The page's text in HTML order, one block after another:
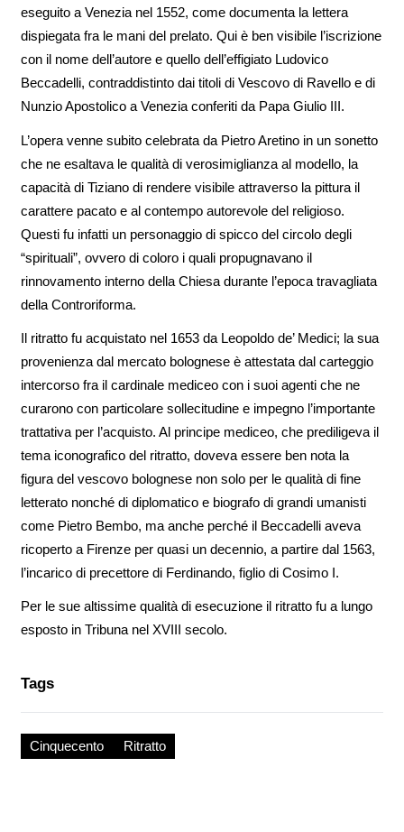
eseguito a Venezia nel 1552, come documenta la lettera
dispiegata fra le mani del prelato. Qui è ben visibile l’iscrizione
con il nome dell’autore e quello dell’effigiato Ludovico
Beccadelli, contraddistinto dai titoli di Vescovo di Ravello e di
Nunzio Apostolico a Venezia conferiti da Papa Giulio III.
L’opera venne subito celebrata da Pietro Aretino in un sonetto
che ne esaltava le qualità di verosimiglianza al modello, la
capacità di Tiziano di rendere visibile attraverso la pittura il
carattere pacato e al contempo autorevole del religioso.
Questi fu infatti un personaggio di spicco del circolo degli
“spirituali”, ovvero di coloro i quali propugnavano il
rinnovamento interno della Chiesa durante l’epoca travagliata
della Controriforma.
Il ritratto fu acquistato nel 1653 da Leopoldo de’ Medici; la sua
provenienza dal mercato bolognese è attestata dal carteggio
intercorso fra il cardinale mediceo con i suoi agenti che ne
curarono con particolare sollecitudine e impegno l’importante
trattativa per l’acquisto. Al principe mediceo, che prediligeva il
tema iconografico del ritratto, doveva essere ben nota la
figura del vescovo bolognese non solo per le qualità di fine
letterato nonché di diplomatico e biografo di grandi umanisti
come Pietro Bembo, ma anche perché il Beccadelli aveva
ricoperto a Firenze per quasi un decennio, a partire dal 1563,
l’incarico di precettore di Ferdinando, figlio di Cosimo I.
Per le sue altissime qualità di esecuzione il ritratto fu a lungo
esposto in Tribuna nel XVIII secolo.
Tags
Cinquecento Ritratto